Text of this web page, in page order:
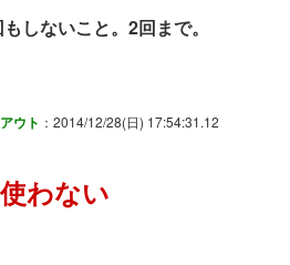
しないこと。2回まで。
ウト ：2014/12/28(日) 17:54:31.12
わない